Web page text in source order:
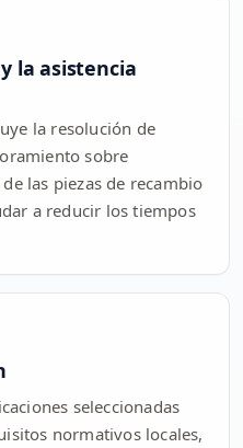
la asistencia
la resolución de
sobre
las piezas de recambio
a reducir los tiempos
seleccionadas
normativos locales,